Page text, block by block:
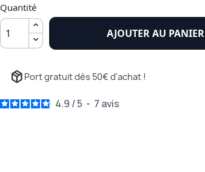
Quantité
AJOUTER AU PANIER
package_2 Port gratuit dès 50€ d'achat !
4.9 /5 - 7 avis